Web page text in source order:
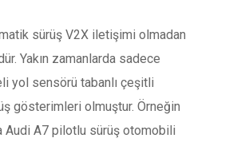
sürüş V2X iletişimi olmadan
Yakın zamanlarda sadece
yol sensörü tabanlı çeşitli
gösterimleri olmuştur. Örneğin
Audi A7 pilotlu sürüş otomobili